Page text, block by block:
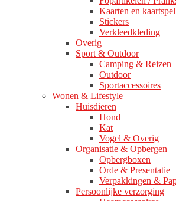
Kaarten en
Stickers
Verkleedkleding
Overig
Sport & Outdoor
Camping & Reizen
Outdoor
Sportaccessoires
Wonen & Lifestyle
Huisdieren
Hond
Kat
Vogel & Overig
Organisatie & Opbergen
Opbergboxen
Orde & Presentatie
Verpakkingen &
Persoonlijke verzorging